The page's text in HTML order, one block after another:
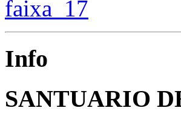
Info
SANTUARIO